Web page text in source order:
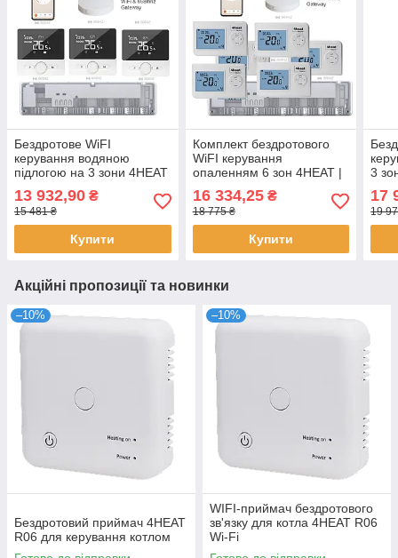
Бездротове WiFI
керування водяною
підлогою на 3 зони 4HEAT
WT-25 Sender (3 шт.)
13 932,90 ₴
15 481 ₴
Купити
Комплект бездротового
WiFI керування
опаленням 6 зон 4HEAT |
02 Sender (6 шт.)
16 334,25₴
18 775 ₴
Купити
3
17
19
Акційні пропозиції та новинки
–10%
Бездротовий приймач 4HEAT
R06 для керування котлом
–10%
WIFI-приймач бездротового
зв'язку для котла 4HEAT R06
Wi-Fi